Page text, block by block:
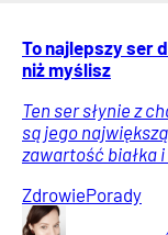
To najlepszy ser
niż myślisz
Ten ser słynie z
są jego
zawartość białka
ZdrowiePorady